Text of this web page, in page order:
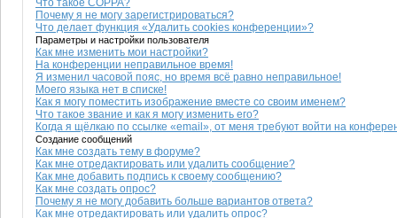
Что такое COPPA?
Почему я не могу зарегистрироваться?
Что делает функция «Удалить cookies конференции»?
Параметры и настройки пользователя
Как мне изменить мои настройки?
На конференции неправильное время!
Я изменил часовой пояс, но время всё равно неправильное!
Моего языка нет в списке!
Как я могу поместить изображение вместе со своим именем?
Что такое звание и как я могу изменить его?
Когда я щёлкаю по ссылке «email», от меня требуют войти на
Создание сообщений
Как мне создать тему в форуме?
Как мне отредактировать или удалить сообщение?
Как мне добавить подпись к своему сообщению?
Как мне создать опрос?
Почему я не могу добавить больше вариантов ответа?
Как мне отредактировать или удалить опрос?